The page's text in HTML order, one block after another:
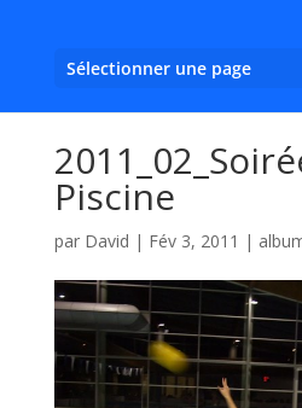
Sélectionner une page
Piscine
par David | Fév 3, 2011 |